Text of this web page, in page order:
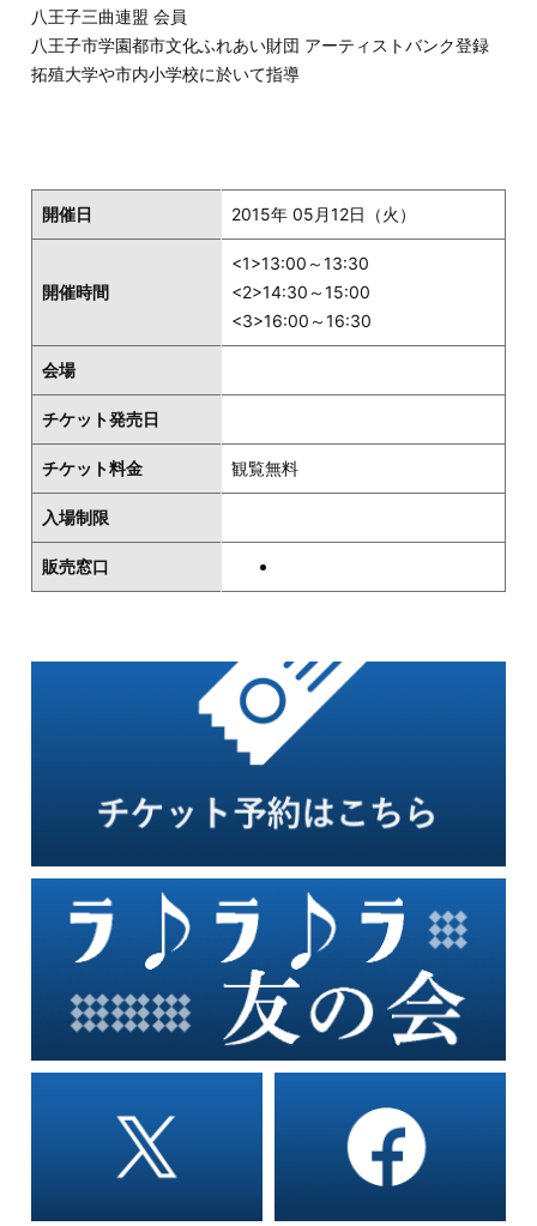
八王子三曲連盟 会員
八王子市学園都市文化ふれあい財団 アーティストバンク登録
拓殖大学や市内小学校に於いて指導
開催日 2015年 05月12日（火）
開催時間
<1>13:00～13:30
<2>14:30～15:00
<3>16:00～16:30
会場
チケット発売日
チケット料金 観覧無料
入場制限
販売窓口